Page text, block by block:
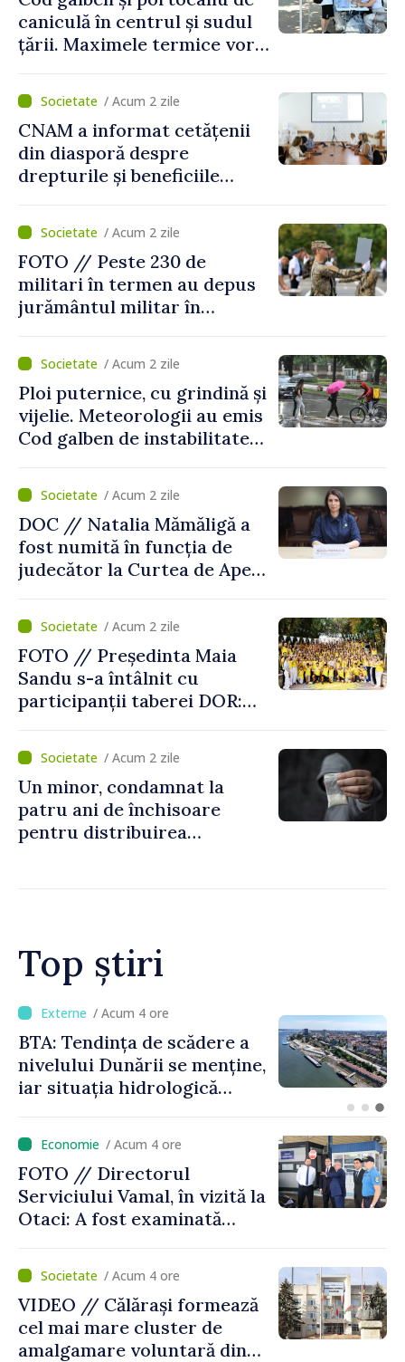
caniculă în centrul și sudul
țării. Maximele termice vor
/ Acum 2 zile
CNAM a informat cetățenii
din diasporă despre
drepturile și beneficiile
/ Acum 2 zile
FOTO // Peste 230 de
militari în termen au depus
jurământul militar în
/ Acum 2 zile
Ploi puternice, cu grindină și
vijelie. Meteorologii au emis
Cod galben de instabilitate
/ Acum 2 zile
DOC // Natalia Mămăligă a
fost numită în funcția de
judecător la Curtea de Apel
/ Acum 2 zile
FOTO // Președinta Maia
Sandu s-a întâlnit cu
participanții taberei DOR:
noastră rămâne puternică”
/ Acum 2 zile
Un minor, condamnat la
patru ani de închisoare
pentru distribuirea
Top știri
/ Acum 1 oră
Energocom a asigurat
necesarul de energie
electrică pentru 8 august.
cetățenii să reducă
consumul în orele de vârf
/ Acum 4 ore
FOTO // Directorul
Serviciului Vamal, în vizită la
Otaci: A fost examinată
control vamal cu un scanner
performant/ Acum 4 ore
VIDEO // Călărași formează
cel mai mare cluster de
amalgamare voluntară din